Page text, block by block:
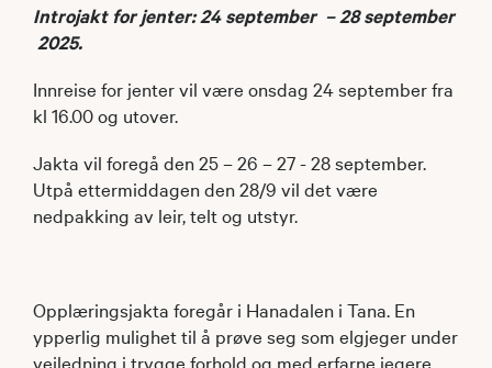
Introjakt for jenter: 24 september – 28 september
2025.
Innreise for jenter vil være onsdag 24 september fra
kl 16.00 og utover.
Jakta vil foregå den 25 – 26 – 27 - 28 september.
Utpå ettermiddagen den 28/9 vil det være
nedpakking av leir, telt og utstyr.
Opplæringsjakta foregår i Hanadalen i Tana. En
ypperlig mulighet til å prøve seg som elgjeger under
veiledning i trygge forhold og med erfarne jegere.